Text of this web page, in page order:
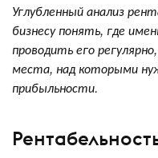
Углубленный анализ
бизнесу понять, где
проводить его
места, над которыми
прибыльности.